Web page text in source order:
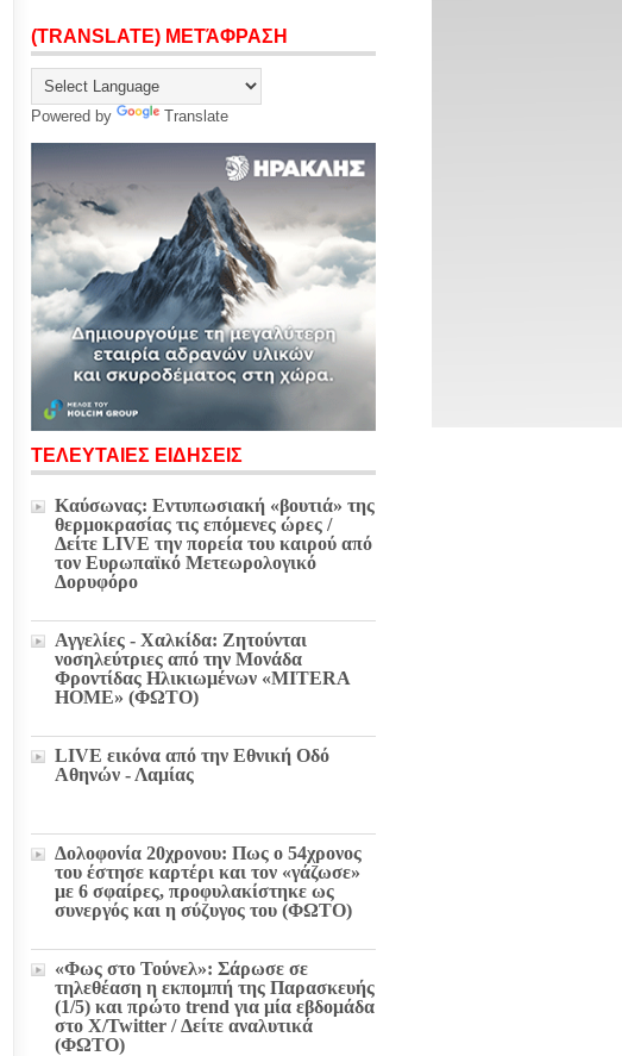
(TRANSLATE) ΜΕΤΆΦΡΑΣΗ
Powered by Translate
ΤΕΛΕΥΤΑΙΕΣ ΕΙΔΗΣΕΙΣ
Καύσωνας: Εντυπωσιακή «βουτιά» της
θερμοκρασίας τις επόμενες ώρες /
Δείτε LIVE την πορεία του καιρού από
τον Ευρωπαϊκό Μετεωρολογικό
Δορυφόρο
Αγγελίες - Χαλκίδα: Ζητούνται
νοσηλεύτριες από την Μονάδα
Φροντίδας Ηλικιωμένων «MITERA
HOME» (ΦΩΤΟ)
LIVE εικόνα από την Εθνική Οδό
Αθηνών - Λαμίας
Δολοφονία 20χρονου: Πως ο 54χρονος
του έστησε καρτέρι και τον «γάζωσε»
με 6 σφαίρες, προφυλακίστηκε ως
συνεργός και η σύζυγος του (ΦΩΤΟ)
«Φως στο Τούνελ»: Σάρωσε σε
τηλεθέαση η εκπομπή της Παρασκευής
(1/5) και πρώτο trend για μία εβδομάδα
στο X/Twitter / Δείτε αναλυτικά
(ΦΩΤΟ)